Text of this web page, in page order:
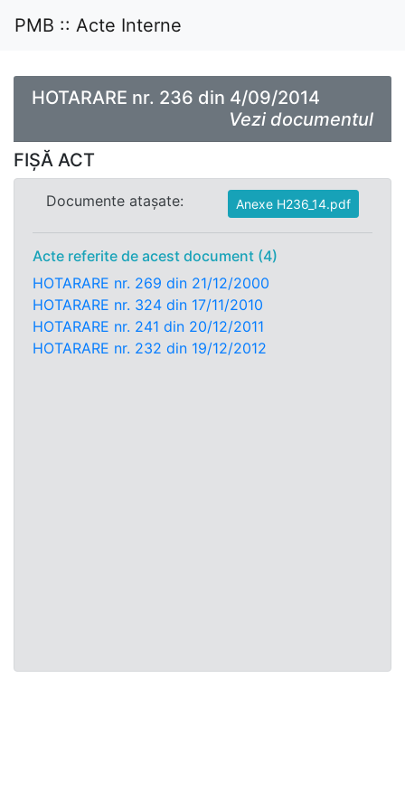
PMB :: Acte Interne
HOTARARE nr. 236 din 4/09/2014
Vezi documentul
FIȘĂ ACT
Documente atașate: Anexe H236_14.pdf
Acte referite de acest document (4)
HOTARARE nr. 269 din 21/12/2000
HOTARARE nr. 324 din 17/11/2010
HOTARARE nr. 241 din 20/12/2011
HOTARARE nr. 232 din 19/12/2012